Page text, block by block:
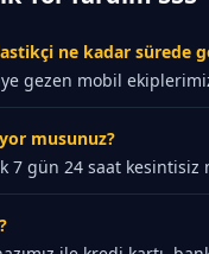
ne kadar sürede
gezen mobil
musunuz?
7 gün 24 saat